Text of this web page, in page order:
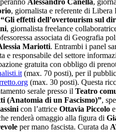
Alessandro Canella,
, giornalista e referente di Libera
“Gli effetti dell’overtourism sul
, giornalista freelance
associata di Geografia
Mariotti. Entrambi i panel
e responsabile del settore
gratuita con obbligo di
(max. 70 posti), per il
(max. 30 posti). Questa
serale presso il Teatro
(Anatomia di un Fascismo)”,
con l’attrice Ottavia Piccolo
renderà omaggio alla figura di
per mano fascista. Curata da